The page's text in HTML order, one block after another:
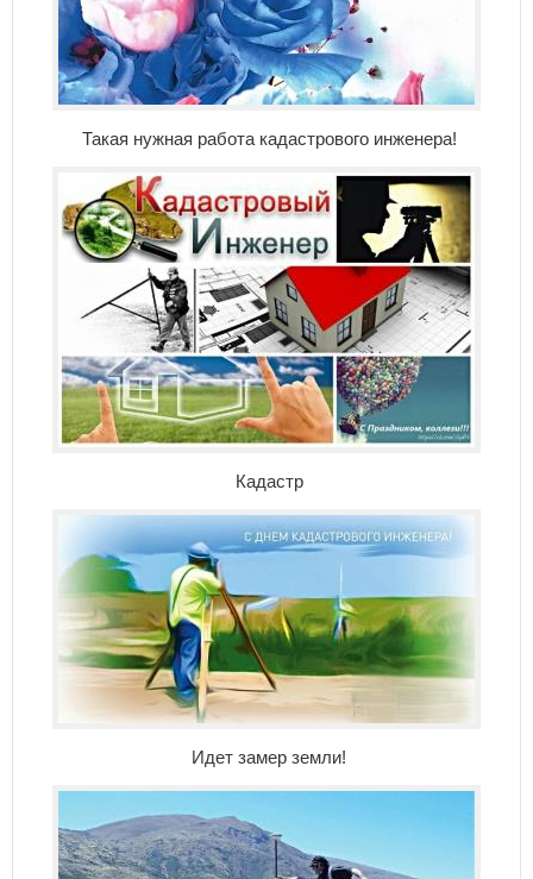
Такая нужная работа кадастрового инженера!
Кадастр
Идет замер земли!